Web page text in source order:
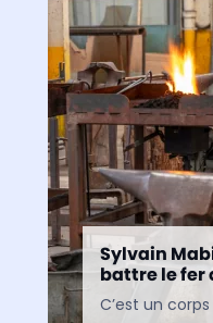
Sylvain
battre le fer